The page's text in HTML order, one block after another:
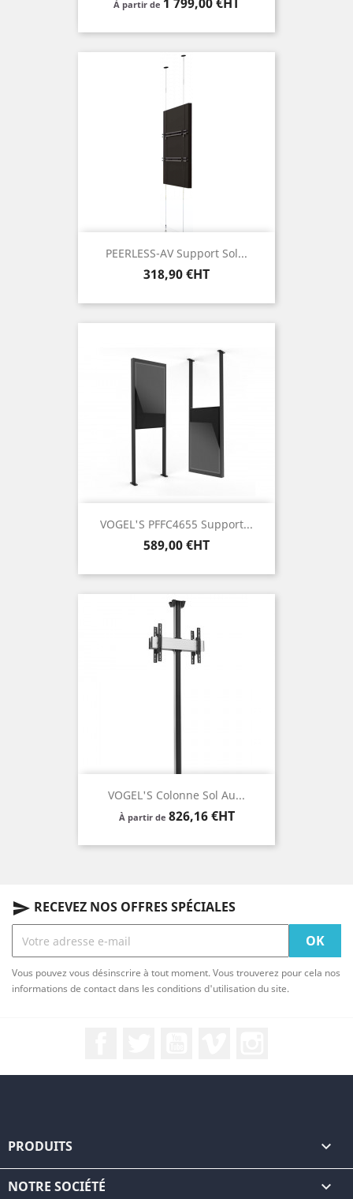
À partir de
PEERLESS-AV Support Sol...
Prix
318,90 €HT
VOGEL'S PFFC4655 Support...
Prix
589,00 €HT
VOGEL'S Colonne Sol Au...
À partir de Prix
826,16 €HT
send RECEVEZ NOS OFFRES SPÉCIALES
Vous pouvez vous désinscrire à tout moment. Vous trouverez pour cela nos
informations de contact dans les conditions d'utilisation du site.
PRODUITS 
NOTRE SOCIÉTÉ 